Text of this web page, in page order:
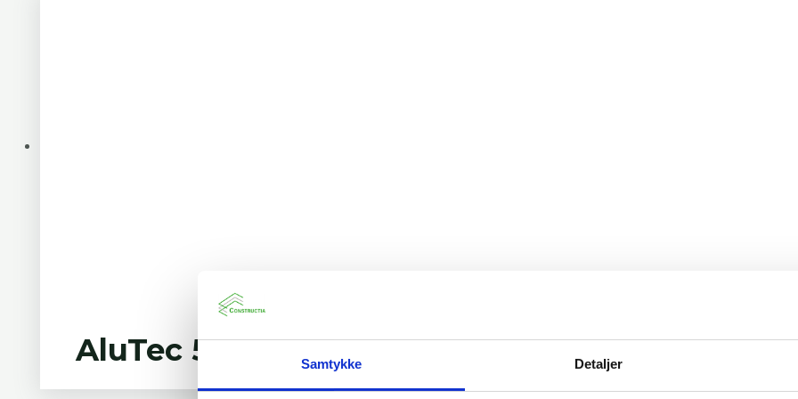
Samtykke Detaljer
AluTec 500